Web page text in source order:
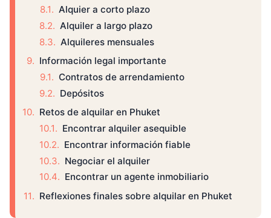
Alquier a corto plazo
Alquiler a largo plazo
Alquileres mensuales
Información legal importante
Contratos de arrendamiento
Depósitos
Retos de alquilar en Phuket
Encontrar alquiler asequible
Encontrar información fiable
Negociar el alquiler
Encontrar un agente inmobiliario
Reflexiones finales sobre alquilar en Phuket